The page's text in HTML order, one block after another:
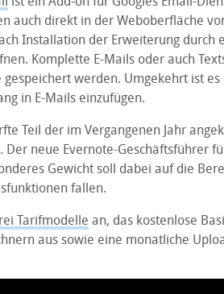
auch direkt in der Weboberfläche
Installation der Erweiterung durch
Komplette E-Mails oder auch
gespeichert werden. Umgekehrt ist
in E-Mails einzufügen.
Teil der im Vergangenen Jahr
Der neue Evernote-Geschäftsführer
Gewicht soll dabei auf die
fallen.
Tarifmodelle an, das kostenlose
aus sowie eine monatliche